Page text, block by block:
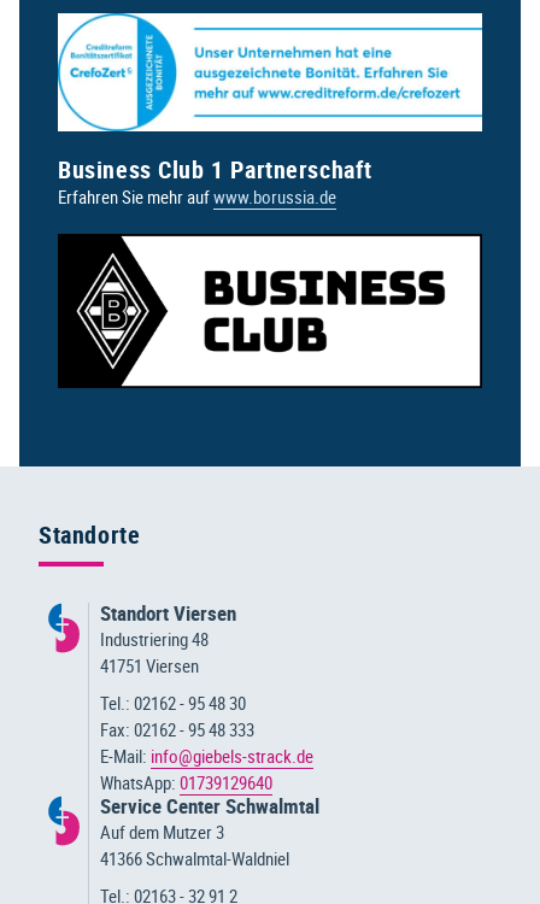
Business Club 1 Partnerschaft
Erfahren Sie mehr aufwww.borussia.de
Standorte
Standort Viersen
Industriering 48
41751 Viersen
Tel.: 02162 - 95 48 30
Fax: 02162 - 95 48 333
E-Mail: info@giebels-strack.de
WhatsApp: 01739129640
Service Center Schwalmtal
Auf dem Mutzer 3
41366 Schwalmtal-Waldniel
Tel.: 02163 - 32 91 2